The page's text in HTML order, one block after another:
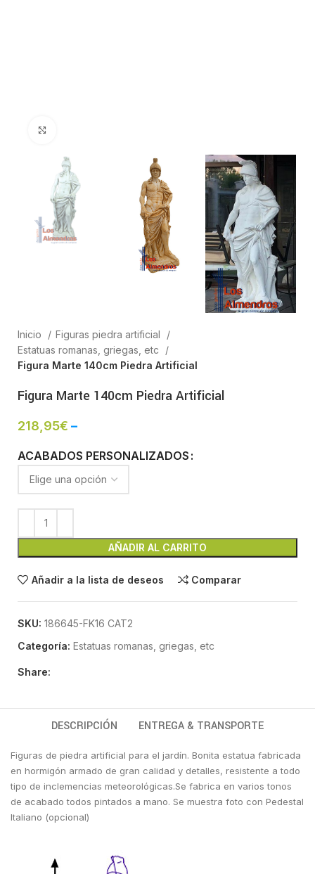
Inicio
Figuras piedra artificial
Estatuas romanas, griegas, etc
Figura Marte 140cm Piedra Artificial
Figura Marte 140cm Piedra Artificial
218,95€ –
ACABADOS PERSONALIZADOS
AÑADIR AL CARRITO
Añadir a la lista de deseos Comparar
SKU: 186645-FK16 CAT2
Categoría: Estatuas romanas, griegas, etc
Share:
DESCRIPCIÓN ENTREGA & TRANSPORTE
Figuras de piedra artificial para el jardín. Bonita estatua fabricada
en hormigón armado de gran calidad y detalles, resistente a todo
tipo de inclemencias meteorológicas.Se fabrica en varios tonos
de acabado todos pintados a mano. Se muestra foto con Pedestal
Italiano (opcional)